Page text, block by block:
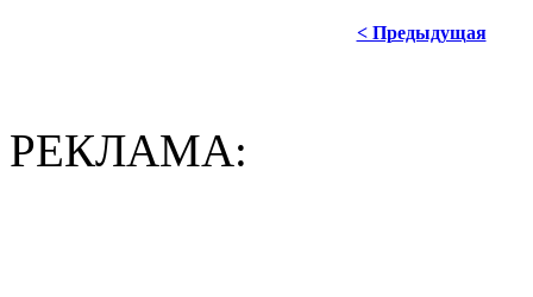
< Предыдущая
РЕКЛАМА: